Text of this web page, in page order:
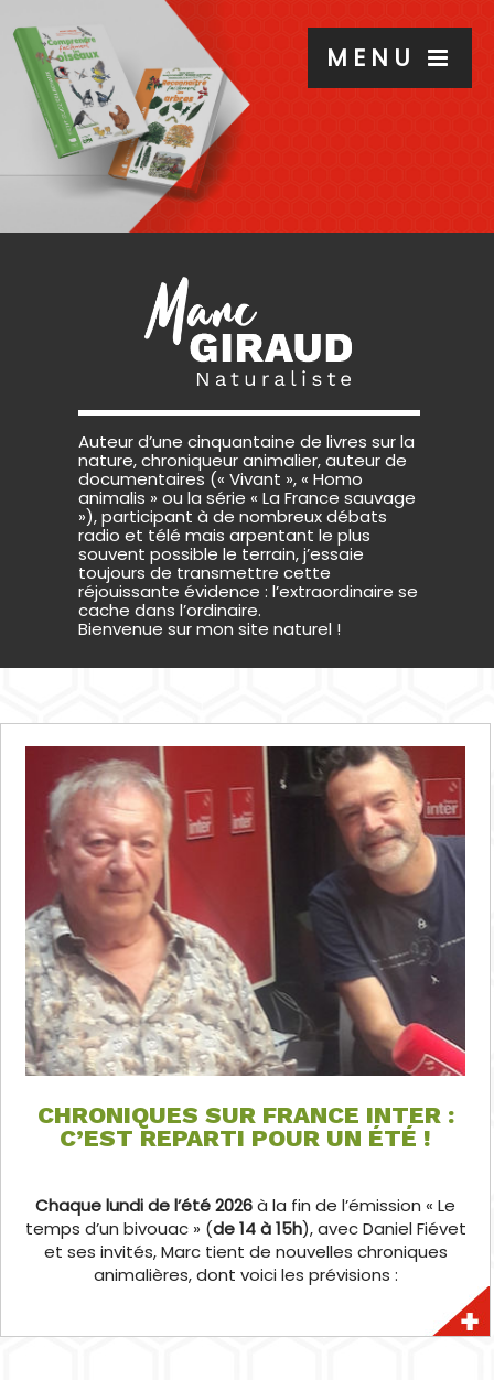
MENU
Auteur d’une cinquantaine de livres sur la
nature, chroniqueur animalier, auteur de
documentaires (« Vivant », « Homo
animalis » ou la série « La France sauvage
»), participant à de nombreux débats
radio et télé mais arpentant le plus
souvent possible le terrain, j’essaie
toujours de transmettre cette
réjouissante évidence : l’extraordinaire se
cache dans l’ordinaire.
Bienvenue sur mon site naturel !
CHRONIQUES SUR FRANCE INTER :
C’EST REPARTI POUR UN ÉTÉ !
Chaque lundi de l’été 2026à la fin de l’émission « Le
temps d’un bivouac » (de 14 à 15h), avec Daniel Fiévet
et ses invités, Marc tient de nouvelles chroniques
animalières, dont voici les prévisions :